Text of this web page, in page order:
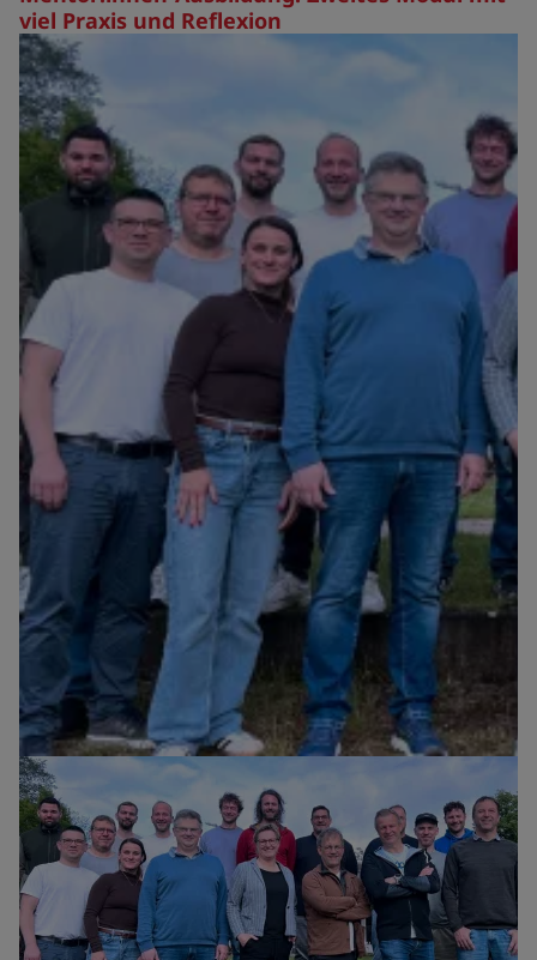
viel Praxis und Reflexion